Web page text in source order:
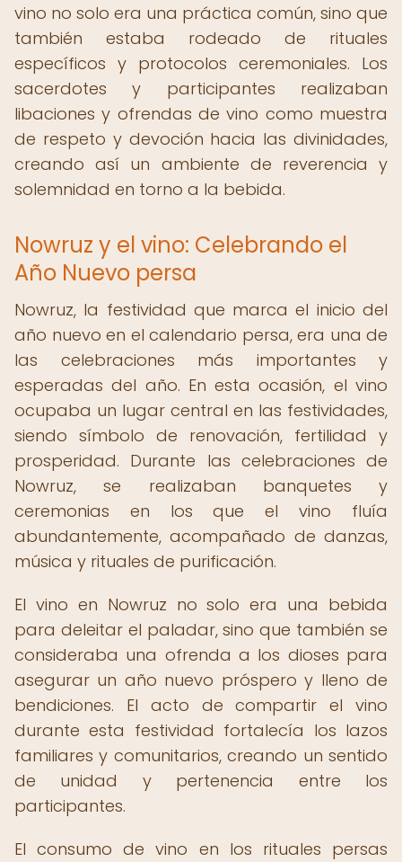
vino no solo era una práctica común, sino que
también estaba rodeado de rituales
específicos y protocolos ceremoniales. Los
sacerdotes y participantes realizaban
libaciones y ofrendas de vino como muestra
de respeto y devoción hacia las divinidades,
creando así un ambiente de reverencia y
solemnidad en torno a la bebida.
Nowruz y el vino: Celebrando el
Año Nuevo persa
Nowruz, la festividad que marca el inicio del
año nuevo en el calendario persa, era una de
las celebraciones más importantes y
esperadas del año. En esta ocasión, el vino
ocupaba un lugar central en las festividades,
siendo símbolo de renovación, fertilidad y
prosperidad. Durante las celebraciones de
Nowruz, se realizaban banquetes y
ceremonias en los que el vino fluía
abundantemente, acompañado de danzas,
música y rituales de purificación.
El vino en Nowruz no solo era una bebida
para deleitar el paladar, sino que también se
consideraba una ofrenda a los dioses para
asegurar un año nuevo próspero y lleno de
bendiciones. El acto de compartir el vino
durante esta festividad fortalecía los lazos
familiares y comunitarios, creando un sentido
de unidad y pertenencia entre los
participantes.
El consumo de vino en los rituales persas